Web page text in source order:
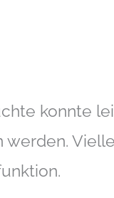
konnte
werden.